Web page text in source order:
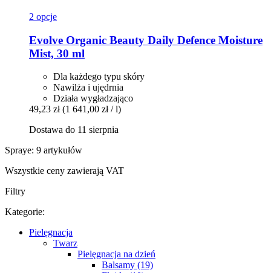
2 opcje
Evolve Organic Beauty Daily Defence Moisture
Mist, 30 ml
Dla każdego typu skóry
Nawilża i ujędrnia
Działa wygładzająco
49,23 zł (1 641,00 zł / l)
Dostawa do 11 sierpnia
Spraye: 9 artykułów
Wszystkie ceny zawierają VAT
Filtry
Kategorie:
Pielęgnacja
Twarz
Pielęgnacja na dzień
Balsamy (19)